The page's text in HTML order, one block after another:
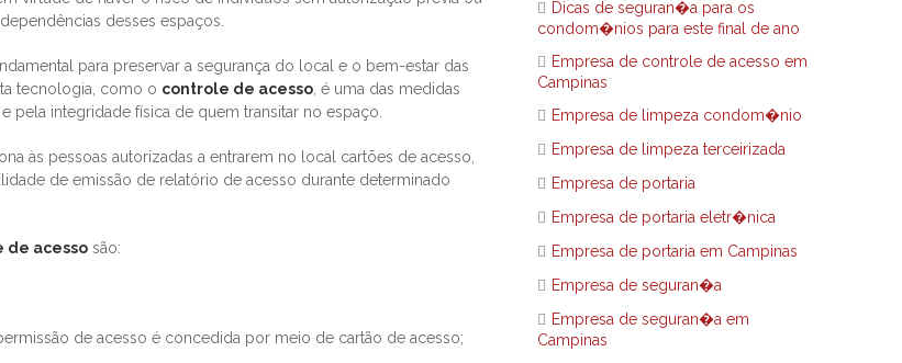
desses espaços.
para preservar a segurança do local e o bem-estar das
tecnologia, como o controle de acesso , é uma das medidas
pela integridade física de quem transitar no espaço.
às pessoas autorizadas a entrarem no local cartões de acesso,
de emissão de relatório de acesso durante determinado
de acesso são:
de acesso é concedida por meio de cartão de acesso;
Dicas de seguran�a para os
condom�nios para este final de ano
Empresa de controle de acesso em
Campinas
Empresa de limpeza condom�nio
Empresa de limpeza terceirizada
Empresa de portaria
Empresa de portaria eletr�nica
Empresa de portaria em Campinas
Empresa de seguran�a
Empresa de seguran�a em
Campinas